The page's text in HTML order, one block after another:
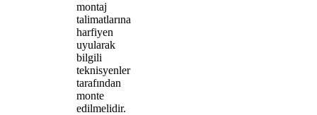
montaj
talimatlarına
harfiyen
uyularak
bilgili
teknisyenler
tarafından
monte
edilmelidir.